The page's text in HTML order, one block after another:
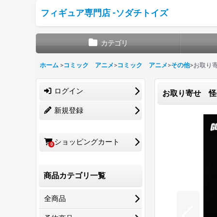
フィギュア専門店 -ソダチトイズ
カテゴリ
ホーム >コミック アニメ >コミック アニメ >その他>お取り
ログイン
新規登録
0 ショッピングカート
商品カテゴリ一覧
全商品
お取り寄せ 怪